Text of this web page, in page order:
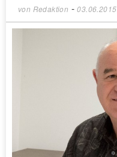
von Redaktion -03.06.2015